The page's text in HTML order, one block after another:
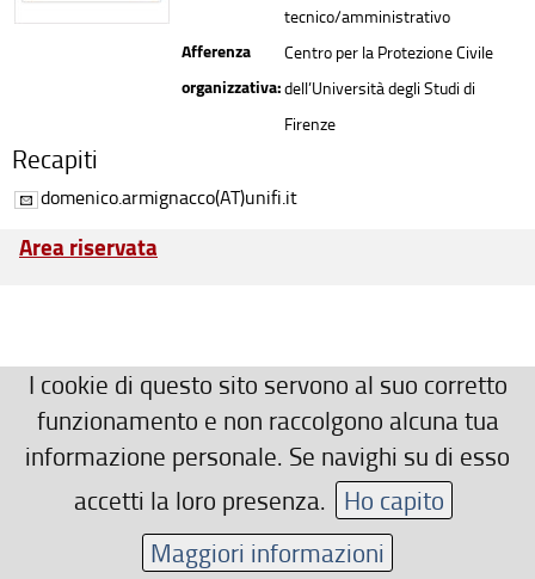
tecnico/amministrativo
Afferenza
organizzativa:
Centro per la Protezione Civile
dell’Università degli Studi di
Firenze
Recapiti
domenico.armignacco(AT)unifi.it
Area riservata
I cookie di questo sito servono al suo corretto
funzionamento e non raccolgono alcuna tua
informazione personale. Se navighi su di esso
accetti la loro presenza. Ho capito
Maggiori informazioni